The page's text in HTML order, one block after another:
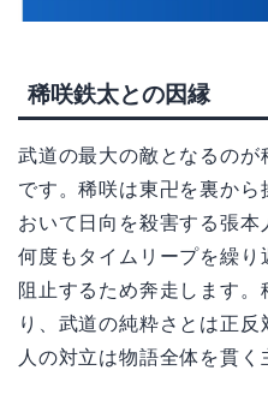
稀咲鉄太との因縁
武道の最大の敵となるのが
です。稀咲は東卍を裏から
おいて日向を殺害する張
何度もタイムリープを繰り
阻止するため奔走します
り、武道の純粋さとは正
人の対立は物語全体を貫く